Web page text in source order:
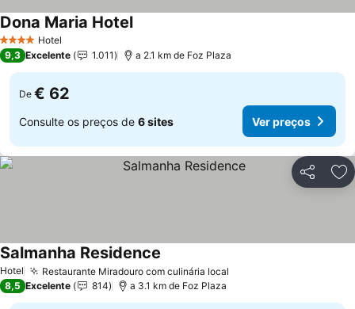
4 EstrelasHotel
Dona Maria HotelVer preços
9,3 Excelente 1.011 a 2.1 km de Foz Plaza
De € 62
Consulte os preços de 6 sites Ver preços
Partilhar
Hotel Restaurante Miradouro com culinária local
Salmanha Residence
8,5 Excelente 814 a 3.1 km de Foz Plaza